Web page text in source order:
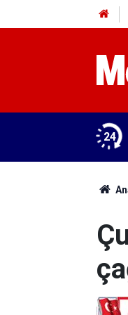
24
313 beygir motoru var